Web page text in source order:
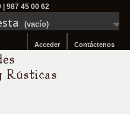
| 987 45 00 62
(vacío)
Contáctenos
Acceder